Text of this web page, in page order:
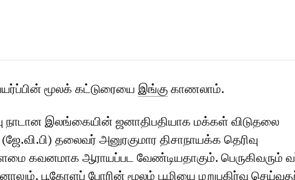
மூலக் கட்டுரையை இங்குகாணலாம்.
நாடான இலங்கையின் ஜனாதிபதியாக மக்கள் விடுதலை
தலைவர் அனுரகுமார திசாநாயக்க தெரிவு
கவனமாக ஆராயப்பட வேண்டியதாகும். பெருகிவரும்
பூகோளப் போரின் மூலம் பூமியை மறுபகிர்வு